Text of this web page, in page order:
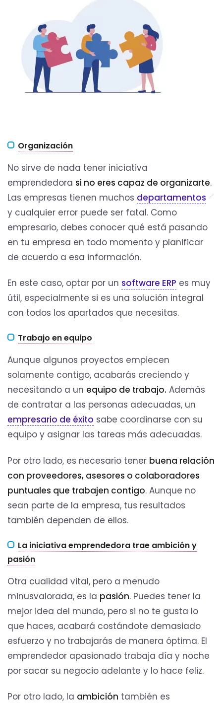
Organización
No sirve de nada tener iniciativa
emprendedora si no eres capaz de organizarte.
Las empresas tienen muchos departamentos
y cualquier error puede ser fatal. Como
empresario, debes conocer qué está pasando
en tu empresa en todo momento y planificar
de acuerdo a esa información.
En este caso, optar por un software ERP es muy
útil, especialmente si es una solución integral
con todos los apartados que necesitas.
Trabajo en equipo
Aunque algunos proyectos empiecen
solamente contigo, acabarás creciendo y
necesitando a un equipo de trabajo. Además
de contratar a las personas adecuadas, un
empresario de éxito sabe coordinarse con su
equipo y asignar las tareas más adecuadas.
Por otro lado, es necesario tener buena relación
con proveedores, asesores o colaboradores
puntuales que trabajen contigo. Aunque no
sean parte de la empresa, tus resultados
también dependen de ellos.
La iniciativa emprendedora trae ambición y
pasión
Otra cualidad vital, pero a menudo
minusvalorada, es la pasión. Puedes tener la
mejor idea del mundo, pero si no te gusta lo
que haces, acabará costándote demasiado
esfuerzo y no trabajarás de manera óptima. El
emprendedor apasionado trabaja día y noche
por sacar su negocio adelante y lo hace feliz.
Por otro lado, la ambición también es